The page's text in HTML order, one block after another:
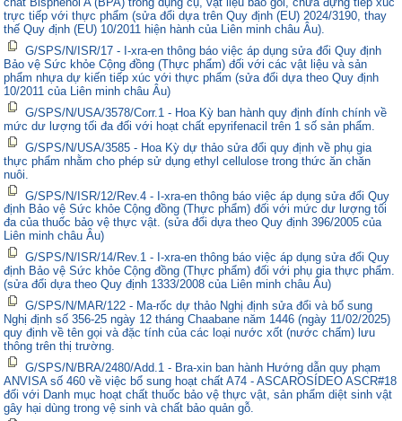
trực tiếp với thực phẩm (sửa đổi dựa trên Quy định (EU) 2024/3190, thay
thế Quy định (EU) 10/2011 hiện hành của Liên minh châu Âu).
G/SPS/N/ISR/17 - I-xra-en thông báo việc áp dụng sửa đổi Quy định
Bảo vệ Sức khỏe Cộng đồng (Thực phẩm) đối với các vật liệu và sản
phẩm nhựa dự kiến tiếp xúc với thực phẩm (sửa đổi dựa theo Quy định
10/2011 của Liên minh châu Âu)
G/SPS/N/USA/3578/Corr.1 - Hoa Kỳ ban hành quy định đính chính về
mức dư lượng tối đa đối với hoạt chất epyrifenacil trên 1 số sản phẩm.
G/SPS/N/USA/3585 - Hoa Kỳ dự thảo sửa đổi quy định về phụ gia
thực phẩm nhằm cho phép sử dụng ethyl cellulose trong thức ăn chăn
nuôi.
G/SPS/N/ISR/12/Rev.4 - I-xra-en thông báo việc áp dụng sửa đổi Quy
định Bảo vệ Sức khỏe Cộng đồng (Thực phẩm) đối với mức dư lượng tối
đa của thuốc bảo vệ thực vật. (sửa đổi dựa theo Quy định 396/2005 của
Liên minh châu Âu)
G/SPS/N/ISR/14/Rev.1 - I-xra-en thông báo việc áp dụng sửa đổi Quy
định Bảo vệ Sức khỏe Cộng đồng (Thực phẩm) đối với phụ gia thực phẩm.
(sửa đổi dựa theo Quy định 1333/2008 của Liên minh châu Âu)
G/SPS/N/MAR/122 - Ma-rốc dự thảo Nghị định sửa đổi và bổ sung
Nghị định số 356-25 ngày 12 tháng Chaabane năm 1446 (ngày 11/02/2025)
quy định về tên gọi và đặc tính của các loại nước xốt (nước chấm) lưu
thông trên thị trường.
G/SPS/N/BRA/2480/Add.1 - Bra-xin ban hành Hướng dẫn quy phạm
ANVISA số 460 về việc bổ sung hoạt chất A74 - ASCAROSÍDEO ASCR#18
đối với Danh mục hoạt chất thuốc bảo vệ thực vật, sản phẩm diệt sinh vật
gây hại dùng trong vệ sinh và chất bảo quản gỗ.